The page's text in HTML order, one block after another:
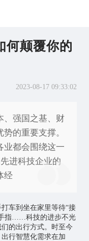
何颠覆你的
2023-08-17 09:33:02
、强国之基、财
的重要支撑。
业都会围绕这一
进科技企业的
经
车到坐在家里等待“接
指……科技的进步不光
的出行方式。时至今
行智慧化需求在加